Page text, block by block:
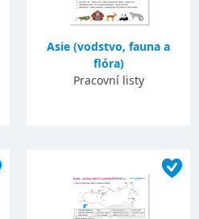
Asie (vodstvo, fauna a
flóra)
Pracovní listy